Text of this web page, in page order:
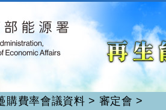
購費率會議資料 > 審定會 >